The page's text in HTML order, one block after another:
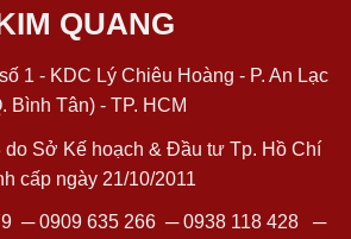
QUANG
1 - KDC Lý Chiêu Hoàng - P. An Lạc
Bình Tân) - TP. HCM
do Sở Kế hoạch & Đầu tư Tp. Hồ Chí
cấp ngày 21/10/2011
─0909 635 266─0938 118 428─